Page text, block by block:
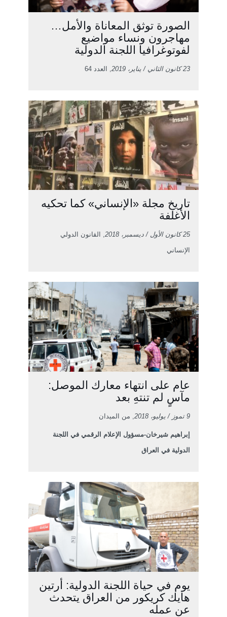
الصورة توثق المعاناة والأمل…
مهاجرون ونساء مواضيع
لفوتوغرافيا اللجنة الدولية
23 كانون الثاني / يناير، 2019 , العدد 64
تاريخ مجلة «الإنساني» كما تحكيه
الأغلفة
25 كانون الأول / ديسمبر، 2018 , القانون الدولي
الإنساني
عام على انتهاء معارك الموصل:
مآسٍ لم تنتهِ بعد
9 تموز / يوليو، 2018 , من الميدان
إبراهيم شيرخان-مسؤول الإعلام الرقمي في اللجنة
الدولية في العراق
يوم في حياة اللجنة الدولية: أرتين
هايك كريكور من العراق يتحدث
عن عمله